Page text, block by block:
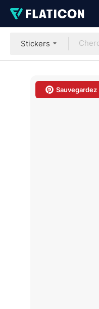
Stickers
Sauvegardez